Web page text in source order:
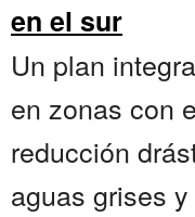
en el sur
Un plan
en zonas con
reducción
aguas grises